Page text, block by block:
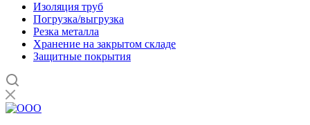
Изоляция труб
Погрузка/выгрузка
Резка металла
Хранение на закрытом складе
Защитные покрытия